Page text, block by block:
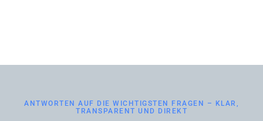
ANTWORTEN AUF DIE WICHTIGSTEN FRAGEN – KLAR,
TRANSPARENT UND DIREKT